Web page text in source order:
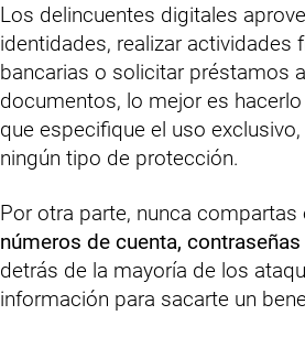
Los delincuentes digitales
identidades, realizar actividades
bancarias o solicitar préstamos
documentos, lo mejor es
que especifique el uso
ningún tipo de protección.
Por otra parte, nunca
números de cuenta,
detrás de la mayoría de los
información para sacarte un